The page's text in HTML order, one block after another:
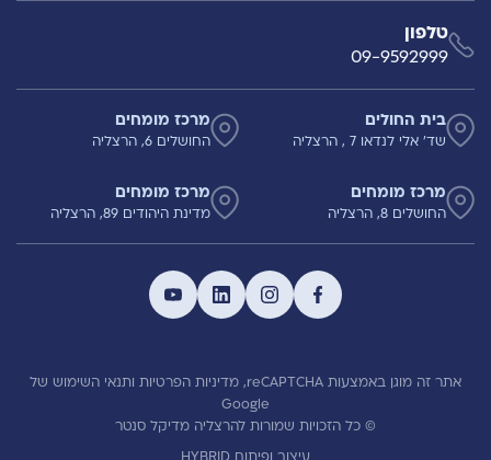
טלפון
09-9592999
בית החולים
שד' אלי לנדאו 7 , הרצליה
מרכז מומחים
החושלים 6, הרצליה
מרכז מומחים
החושלים 8, הרצליה
מרכז מומחים
מדינת היהודים 89, הרצליה
אתר זה מוגן באמצעות reCAPTCHA, מדיניות הפרטיות ותנאי השימוש של
Google
© כל הזכויות שמורות להרצליה מדיקל סנטר